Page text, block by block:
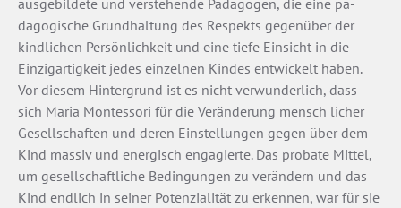
ausgebildete und verstehende Pädagogen, die eine pä­
dagogische Grundhaltung des Respekts gegenüber der
kindlichen Persönlichkeit und eine tiefe Einsicht in die
Einzigartigkeit jedes einzelnen Kindes entwickelt haben.
Vor diesem Hintergrund ist es nicht verwunderlich, dass
sich Maria Montessori für die Veränderung mensch­ licher
Gesellschaften und deren Einstellungen gegen­ über dem
Kind massiv und energisch engagierte. Das probate Mittel,
um gesellschaftliche Bedingungen zu verändern und das
Kind endlich in seiner Potenzialität zu erkennen, war für sie